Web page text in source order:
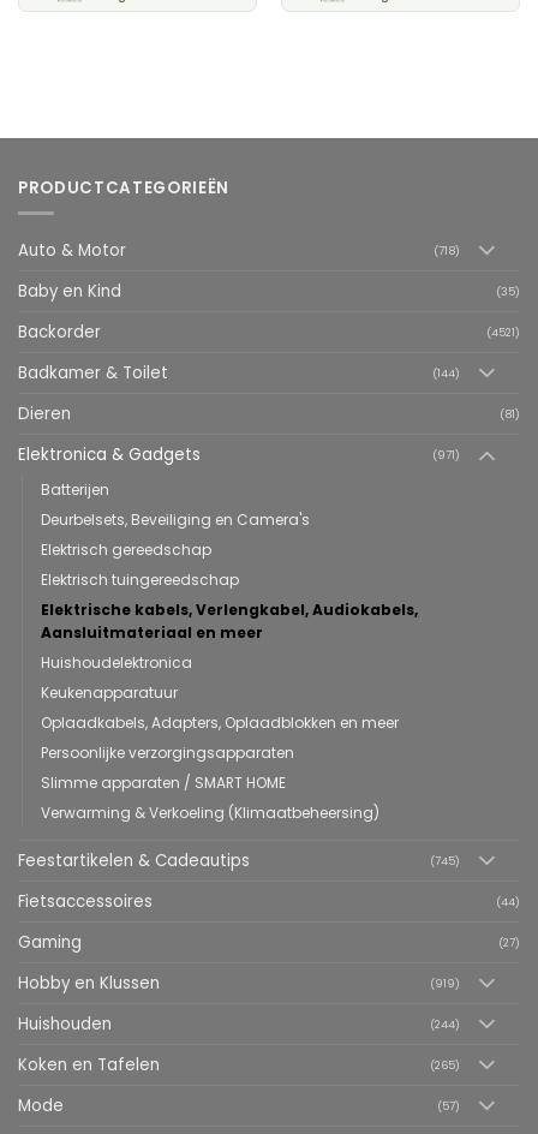
PRODUCTCATEGORIEËN
Auto & Motor (718)
Baby en Kind (35)
Backorder (4521)
Badkamer & Toilet (144)
Dieren (81)
Elektronica & Gadgets (971)
Batterijen
Deurbelsets, Beveiliging en Camera's
Elektrisch gereedschap
Elektrisch tuingereedschap
Elektrische kabels, Verlengkabel, Audiokabels,
Aansluitmateriaal en meer
Huishoudelektronica
Keukenapparatuur
Oplaadkabels, Adapters, Oplaadblokken en meer
Persoonlijke verzorgingsapparaten
Slimme apparaten / SMART HOME
Verwarming & Verkoeling (Klimaatbeheersing)
Feestartikelen & Cadeautips (745)
Fietsaccessoires (44)
Gaming (27)
Hobby en Klussen (919)
Huishouden (244)
Koken en Tafelen (265)
Mode (57)